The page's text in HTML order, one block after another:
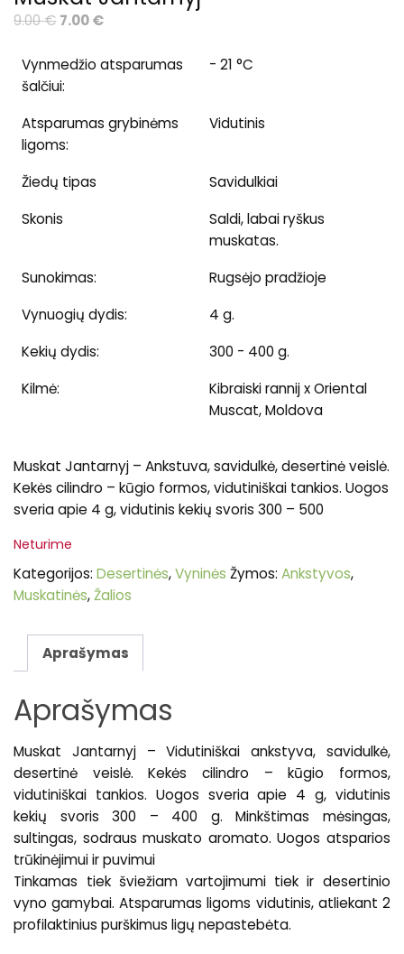
9.00€ Original
was:
9.00 €.
7.00€Current
is:
Vynmedžio atsparumas
šalčiui:
- 21 °C
Atsparumas grybinėms
ligoms:
Vidutinis
Žiedų tipas
Savidulkiai
Skonis
Saldi, labai ryškus
muskatas.
Sunokimas:
Rugsėjo pradžioje
Vynuogių dydis:
4 g.
Kekių dydis:
300 - 400 g.
Kilmė:
Kibraiski rannij x Oriental
Muscat, Moldova
Muskat Jantarnyj – Ankstuva, savidulkė, desertinė veislė.
Kekės cilindro – kūgio formos, vidutiniškai tankios. Uogos
sveria apie 4 g, vidutinis kekių svoris 300 – 500
Neturime
Kategorijos:Desertinės,Vyninės Žymos:Ankstyvos,
Muskatinės,Žalios
Aprašymas
Aprašymas
Muskat Jantarnyj – Vidutiniškai ankstyva, savidulkė,
desertinė veislė. Kekės cilindro – kūgio formos,
vidutiniškai tankios. Uogos sveria apie 4 g, vidutinis
kekių svoris 300 – 400 g. Minkštimas mėsingas,
sultingas, sodraus muskato aromato. Uogos atsparios
trūkinėjimui ir puvimui
Tinkamas tiek šviežiam vartojimumi tiek ir desertinio
vyno gamybai. Atsparumas ligoms vidutinis, atliekant 2
profilaktinius purškimus ligų nepastebėta.